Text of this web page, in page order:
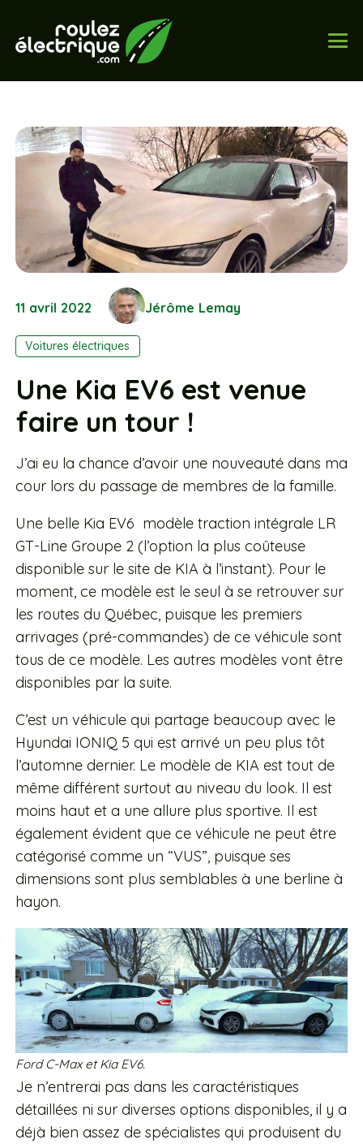
11 avril 2022 Jérôme Lemay
Voitures électriques
Une Kia EV6 est venue
faire un tour !
J’ai eu la chance d’avoir une nouveauté dans ma
cour lors du passage de membres de la famille.
Une belle Kia EV6 modèle traction intégrale LR
GT-Line Groupe 2 (l’option la plus coûteuse
disponible sur le site de KIA à l’instant). Pour le
moment, ce modèle est le seul à se retrouver sur
les routes du Québec, puisque les premiers
arrivages (pré-commandes) de ce véhicule sont
tous de ce modèle. Les autres modèles vont être
disponibles par la suite.
C’est un véhicule qui partage beaucoup avec le
Hyundai IONIQ 5 qui est arrivé un peu plus tôt
l’automne dernier. Le modèle de KIA est tout de
même différent surtout au niveau du look. Il est
moins haut et a une allure plus sportive. Il est
également évident que ce véhicule ne peut être
catégorisé comme un “VUS”, puisque ses
dimensions sont plus semblables à une berline à
hayon.
Ford C-Max et Kia EV6.
Je n’entrerai pas dans les caractéristiques
détaillées ni sur diverses options disponibles, il y a
déjà bien assez de spécialistes qui produisent du